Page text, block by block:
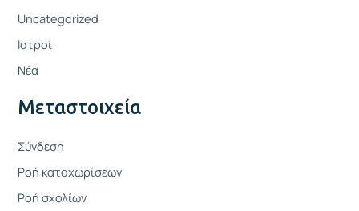
Uncategorized
Ιατροί
Νέα
Μεταστοιχεία
Σύνδεση
Ροή καταχωρίσεων
Ροή σχολίων